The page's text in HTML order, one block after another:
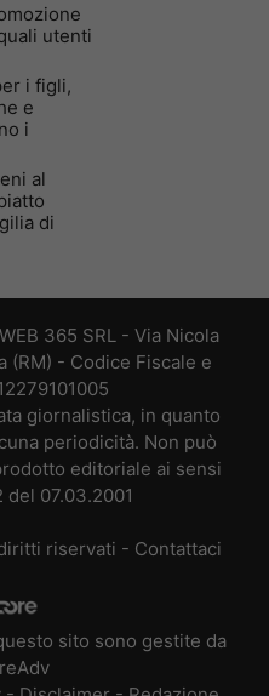
utenti
i figli,
e
i
al
di
365 SRL - Via Nicola
(RM) - Codice Fiscale e
giornalistica, in quanto
periodicità. Non può
editoriale ai sensi
07.03.2001
riservati - Contattaci
sito sono gestite da